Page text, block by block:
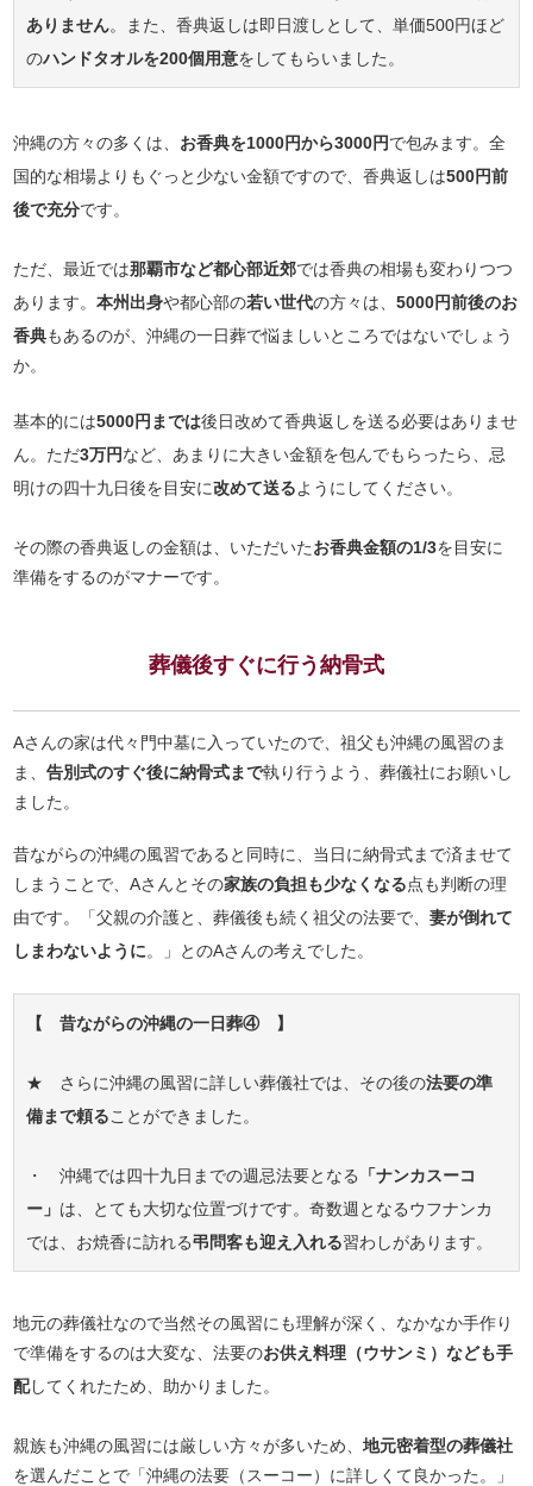
ありません。また、香典返しは即日渡しとして、単価500円ほど
のハンドタオルを200個用意をしてもらいました。
沖縄の方々の多くは、 お香典を1000円から3000円で包みます。全
国的な相場よりもぐっと少ない金額ですので、香典返しは500円前
後で充分です。
ただ、最近では那覇市など都心部近郊では香典の相場も変わりつつ
あります。本州出身や都心部の若い世代の方々は、5000円前後のお
香典もあるのが、沖縄の一日葬で悩ましいところではないでしょう
か。
基本的には5000円までは後日改めて香典返しを送る必要はありませ
ん。ただ3万円など、あまりに大きい金額を包んでもらったら、忌
明けの四十九日後を目安に改めて送るようにしてください。
その際の香典返しの金額は、いただいたお香典金額の1/3を目安に
準備をするのがマナーです。
葬儀後すぐに行う納骨式
Aさんの家は代々門中墓に入っていたので、祖父も沖縄の風習のま
ま、告別式のすぐ後に納骨式まで執り行うよう、葬儀社にお願いし
ました。
昔ながらの沖縄の風習であると同時に、当日に納骨式まで済ませて
しまうことで、Aさんとその家族の負担も少なくなる点も判断の理
由です。「父親の介護と、葬儀後も続く祖父の法要で、妻が倒れて
しまわないように。」とのAさんの考えでした。
【 昔ながらの沖縄の一日葬④ 】
★ さらに沖縄の風習に詳しい葬儀社では、その後の法要の準
備まで頼ることができました。
・ 沖縄では四十九日までの週忌法要となる
「ナンカスーコ
ー」 は、とても大切な位置づけです。奇数週となるウフナンカ
では、お焼香に訪れる弔問客も迎え入れる習わしがあります。
地元の葬儀社なので当然その風習にも理解が深く、なかなか手作り
で準備をするのは大変な、法要のお供え料理（ウサンミ）なども手
配してくれたため、助かりました。
親族も沖縄の風習には厳しい方々が多いため、地元密着型の葬儀社
を選んだことで「沖縄の法要（スーコー）に詳しくて良かった。」